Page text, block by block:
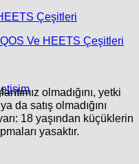
Çeşitleri
Ve HEETS Çeşitleri
olmadığını, yetki
da satış olmadığını
18 yaşından küçüklerin
yasaktır.